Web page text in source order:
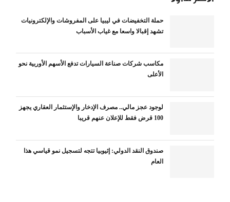
حملة التخفيضات في ليبيا على المفروشات والإلكترونيات
تشهد إقبالا واسعا مع غياب الأسباب
مكاسب شركات صناعة السيارات تدفع الأسهم الأوربية نحو
الأعلى
لوجود عجز مالي.. مصرف الإدخار والإستثمار العقاري يجهز
100 قرض فقط للإعلان عنهم قريبا
صندوق النقد الدولي: إثيوبيا تتجه لتسجيل نمو قياسي هذا
العام